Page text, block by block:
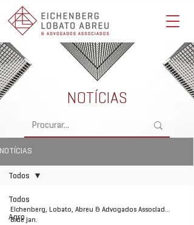
Eichenberg, Lobato, Abreu & Advogados Associados -
Advocacia Full Service
NOTÍCIAS
Todos
Agro
Todos
Eichenberg, Lobato, Abreu & Advogados Associados
8 de jan.
NOTÍCIAS